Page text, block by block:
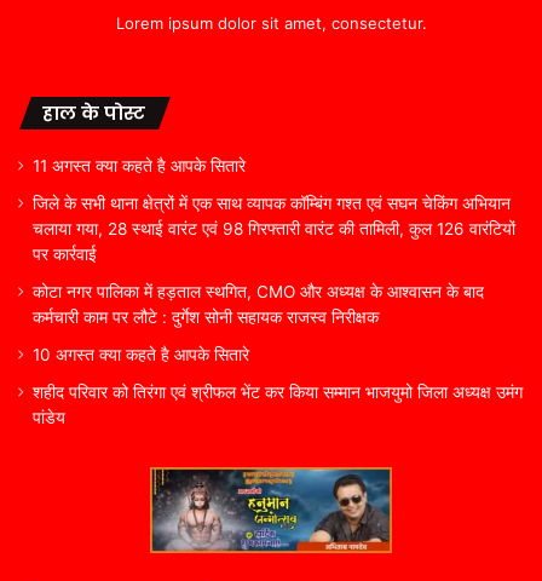
Lorem ipsum dolor sit amet, consectetur.
हाल के पोस्ट
11 अगस्त क्या कहते है आपके सितारे
जिले के सभी थाना क्षेत्रों में एक साथ व्यापक कॉम्बिंग गश्त एवं सघन चेकिंग अभियान
चलाया गया, 28 स्थाई वारंट एवं 98 गिरफ्तारी वारंट की तामिली, कुल 126 वारंटियों
पर कार्रवाई
कोटा नगर पालिका में हड़ताल स्थगित, CMO और अध्यक्ष के आश्वासन के बाद
कर्मचारी काम पर लौटे : दुर्गेश सोनी सहायक राजस्व निरीक्षक
10 अगस्त क्या कहते है आपके सितारे
शहीद परिवार को तिरंगा एवं श्रीफल भेंट कर किया सम्मान भाजयुमो जिला अध्यक्ष उमंग
पांडेय